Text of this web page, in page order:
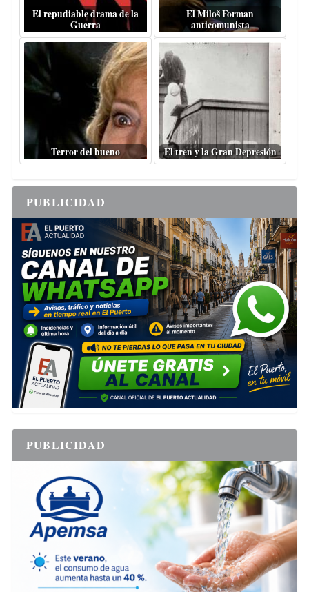
El repudiable drama de la
Guerra
El Miloš Forman
anticomunista
Terror del bueno El tren y la Gran Depresión
PUBLICIDAD
PUBLICIDAD